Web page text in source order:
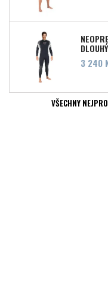
DLOUHÝ
Cena
3 240
VŠECHNY